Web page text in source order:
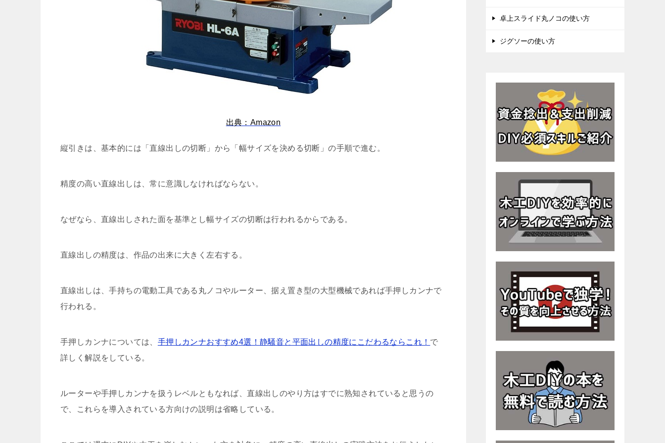
出典：Amazon
縦引きは、基本的には「直線出しの切断」から「幅サイズを決める切断」の手順で進む。
精度の高い直線出しは、常に意識しなければならない。
なぜなら、直線出しされた面を基準とし幅サイズの切断は行われるからである。
直線出しの精度は、作品の出来に大きく左右する。
直線出しは、手持ちの電動工具である丸ノコやルーター、据え置き型の大型機械であれば手押しカンナで
行われる。
手押しカンナについては、 手押しカンナおすすめ4選！静騒音と平面出しの精度にこだわるならこれ！ で
詳しく解説をしている。
ルーターや手押しカンナを扱うレベルともなれば、直線出しのやり方はすでに熟知されていると思うの
で、これらを導入されている方向けの説明は省略している。
卓上スライド丸ノコの使い方
ジグソーの使い方